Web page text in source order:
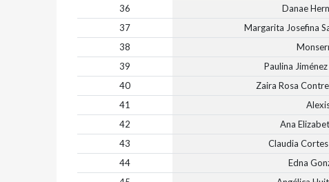
36
Danae
37
Margarita Josefina
38
39
Paulina
40
Zaira Rosa
41
42
Ana
43
Claudia
44
Edna